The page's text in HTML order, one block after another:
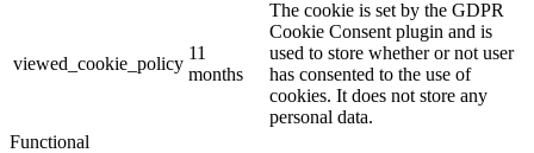
viewed_cookie_policy
11
months
The cookie is set by the GDPR
Cookie Consent plugin and is
used to store whether or not user
has consented to the use of
cookies. It does not store any
personal data.
Functional